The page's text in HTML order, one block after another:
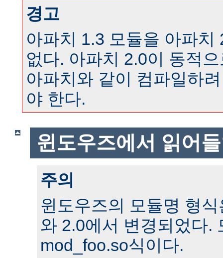
경고
아파치 1.3 모듈을 아파치
없다. 아파치 2.0이 동적
아파치와 같이 컴파일하
야 한다.
윈도우즈에서 읽어
주의
윈도우즈의 모듈명 형
와 2.0에서 변경되었다.
mod_foo.so식이다.